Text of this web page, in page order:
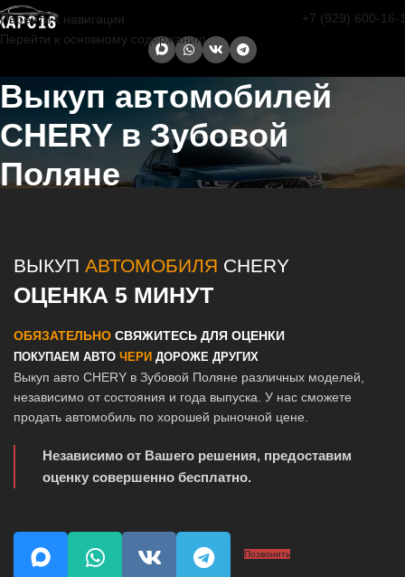
Перейти к навигации
Перейти к основному содержанию
+7 (929) 600-16-
Выкуп автомобилей
CHERY в Зубовой
Поляне
ВЫКУП АВТОМОБИЛЯ CHERY
ОЦЕНКА 5 МИНУТ
ОБЯЗАТЕЛЬНО СВЯЖИТЕСЬ ДЛЯ ОЦЕНКИ
ПОКУПАЕМ АВТО ЧЕРИ ДОРОЖЕ ДРУГИХ
Выкуп авто CHERY в Зубовой Поляне различных моделей,
независимо от состояния и года выпуска. У нас сможете
продать автомобиль по хорошей рыночной цене.
Независимо от Вашего решения, предоставим
оценку совершенно бесплатно.
Позвонить